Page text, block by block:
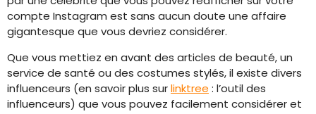
compte Instagram est sans aucun doute une affaire
gigantesque que vous devriez considérer.
Que vous mettiez en avant des articles de beauté, un
service de santé ou des costumes stylés, il existe divers
influenceurs (en savoir plus surlinktree : l’outil des
influenceurs) que vous pouvez facilement considérer et